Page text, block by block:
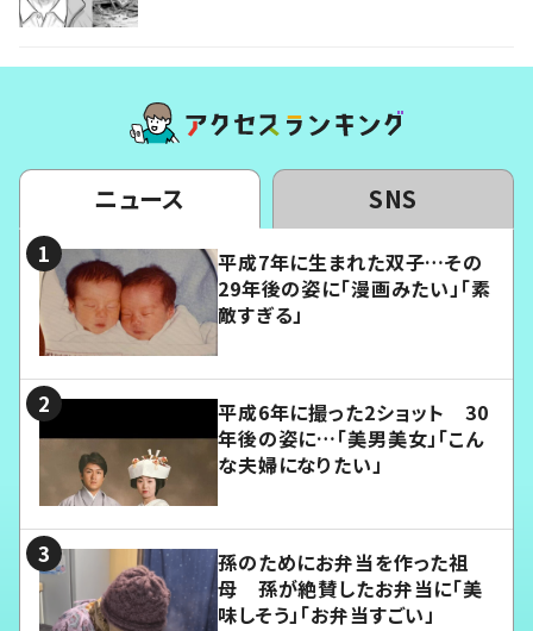
ニュース SNS
平成7年に生まれた双子…その
29年後の姿に「漫画みたい」「素
敵すぎる」
平成6年に撮った2ショット 30
年後の姿に…「美男美女」「こん
な夫婦になりたい」
孫のためにお弁当を作った祖
母 孫が絶賛したお弁当に「美
味しそう」「お弁当すごい」